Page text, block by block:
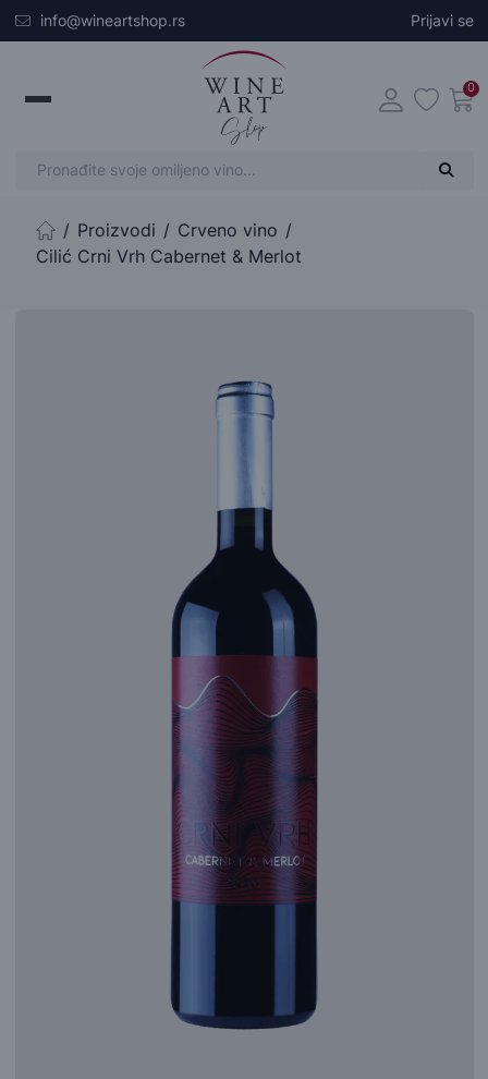
Skip to main content
info@wineartshop.rs Prijavi se
0
Početna stranica
Proizvodi
Crveno vino
Cilić Crni Vrh Cabernet & Merlot